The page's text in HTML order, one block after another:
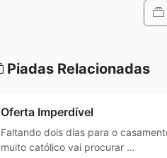
Piadas Relacionadas
Oferta Imperdível
Faltando dois dias para o
muito católico vai procurar …